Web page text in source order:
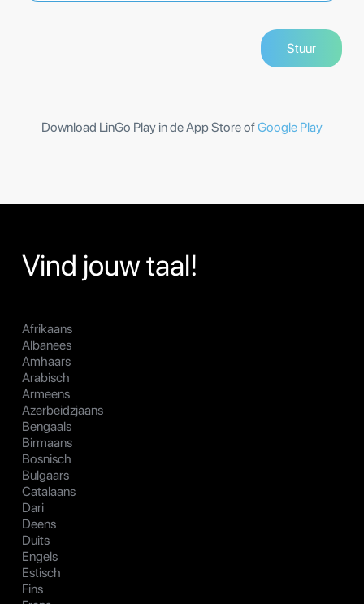
Download LinGo Play in de App Store ofGoogle Play
Vind jouw taal!
Afrikaans
Albanees
Amhaars
Arabisch
Armeens
Azerbeidzjaans
Bengaals
Birmaans
Bosnisch
Bulgaars
Catalaans
Dari
Deens
Duits
Engels
Estisch
Fins